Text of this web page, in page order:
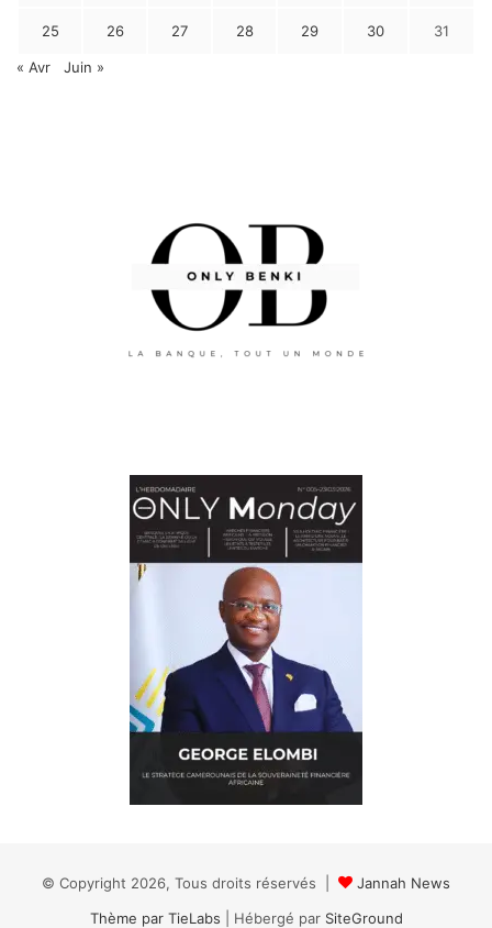
25 26 27 28 29 30 31
« Avr Juin »
© Copyright 2026, Tous droits réservés |
Jannah News
Thème par TieLabs | Hébergé par SiteGround